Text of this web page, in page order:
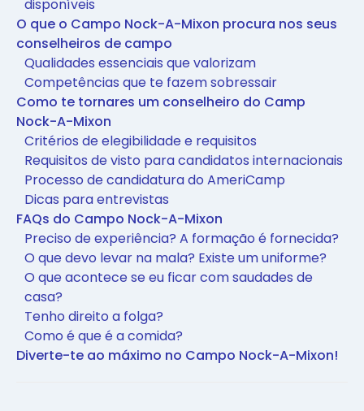
disponíveis
O que o Campo Nock-A-Mixon procura nos seus
conselheiros de campo
Qualidades essenciais que valorizam
Competências que te fazem sobressair
Como te tornares um conselheiro do Camp
Nock-A-Mixon
Critérios de elegibilidade e requisitos
Requisitos de visto para candidatos internacionais
Processo de candidatura do AmeriCamp
Dicas para entrevistas
FAQs do Campo Nock-A-Mixon
Preciso de experiência? A formação é fornecida?
O que devo levar na mala? Existe um uniforme?
O que acontece se eu ficar com saudades de
casa?
Tenho direito a folga?
Como é que é a comida?
Diverte-te ao máximo no Campo Nock-A-Mixon!